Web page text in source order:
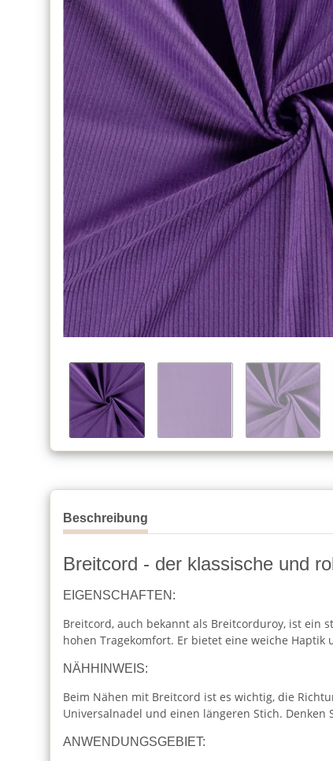
Beschreibung
Breitcord - der klassische und
EIGENSCHAFTEN:
Breitcord, auch bekannt als Breitcorduroy, ist ein
hohen Tragekomfort. Er bietet eine weiche
NÄHHINWEIS:
Beim Nähen mit Breitcord ist es wichtig, die
Universalnadel und einen längeren Stich.
ANWENDUNGSGEBIET: